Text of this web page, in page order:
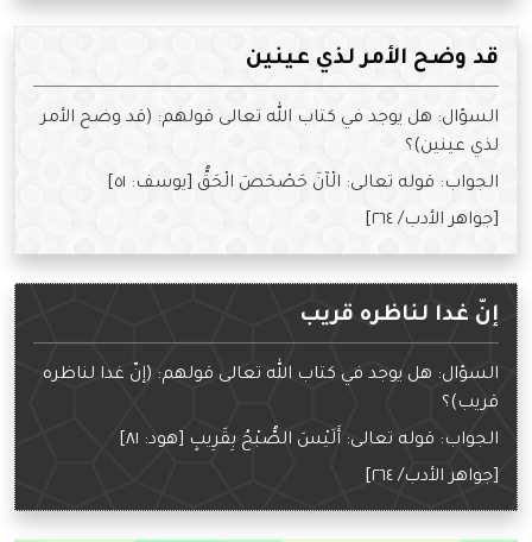
قد وضح الأمر لذي عينين
السؤال: هل يوجد في كتاب الله تعالى قولهم: (قد وضح الأمر
لذي عينين)؟
الجواب: قوله تعالى: الْآنَ حَصْحَصَ الْحَقُّ [يوسف: ٥١]
[جواهر الأدب/ ٢٦٤]
إنّ غدا لناظره قريب
السؤال: هل يوجد في كتاب الله تعالى قولهم: (إنّ غدا لناظره
قريب)؟
الجواب: قوله تعالى: أَلَيْسَ الصُّبْحُ بِقَرِيبٍ [هود: ٨١]
[جواهر الأدب/ ٢٦٤]